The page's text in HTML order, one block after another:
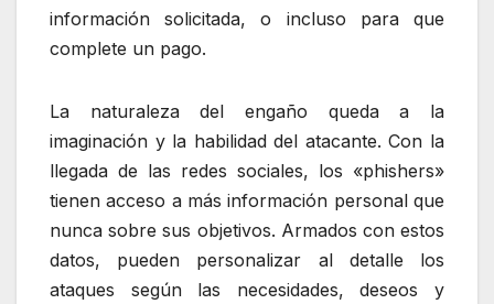
información solicitada, o incluso para que
complete un pago.
La naturaleza del engaño queda a la
imaginación y la habilidad del atacante. Con la
llegada de las redes sociales, los «phishers»
tienen acceso a más información personal que
nunca sobre sus objetivos. Armados con estos
datos, pueden personalizar al detalle los
ataques según las necesidades, deseos y